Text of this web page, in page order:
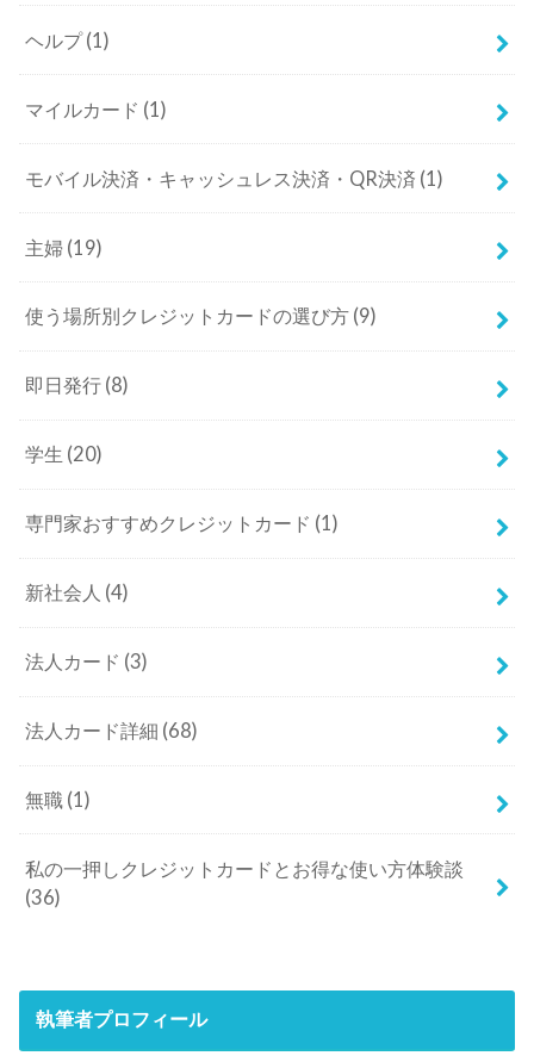
ヘルプ(1)
マイルカード (1)
モバイル決済・キャッシュレス決済・QR決済 (1)
主婦 (19)
使う場所別クレジットカードの選び方 (9)
即日発行 (8)
学生 (20)
専門家おすすめクレジットカード (1)
新社会人 (4)
法人カード (3)
法人カード詳細 (68)
無職 (1)
私の一押しクレジットカードとお得な使い方体験談
(36)
執筆者プロフィール